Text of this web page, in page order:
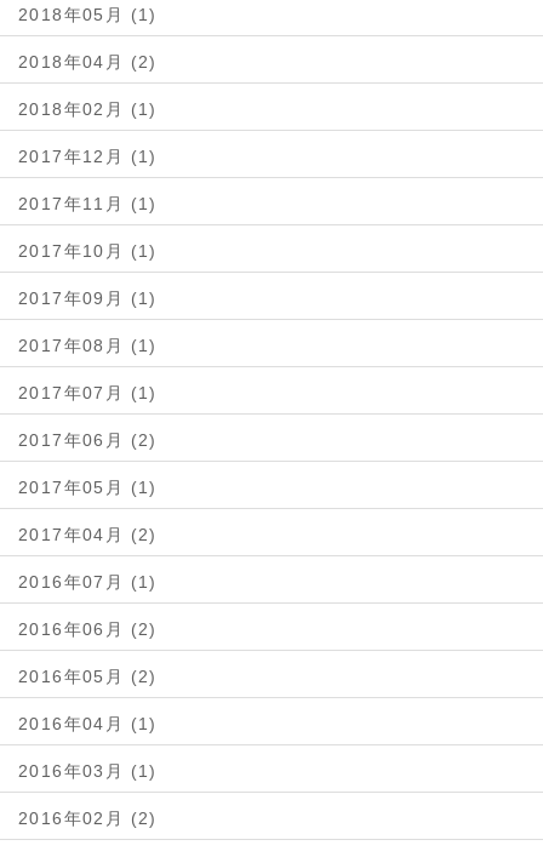
2018年05月 (1)
2018年04月 (2)
2018年02月 (1)
2017年12月 (1)
2017年11月 (1)
2017年10月 (1)
2017年09月 (1)
2017年08月 (1)
2017年07月 (1)
2017年06月 (2)
2017年05月 (1)
2017年04月 (2)
2016年07月 (1)
2016年06月 (2)
2016年05月 (2)
2016年04月 (1)
2016年03月 (1)
2016年02月 (2)